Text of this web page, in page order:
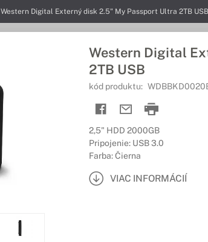
Western Digital Externý disk 2.5" My Passport Ultra 2TB USB
Western Digital
2TB USB
kód produktu:
2,5" HDD 2000GB
Pripojenie: USB 3.0
Farba: Čierna
VIAC INFORMÁCIÍ